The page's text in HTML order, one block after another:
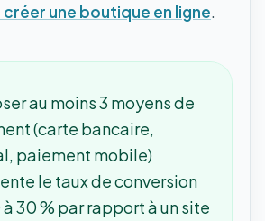
une boutique en ligne.
au moins 3 moyens de
(carte bancaire,
paiement mobile)
le taux de conversion
30 % par rapport à un site